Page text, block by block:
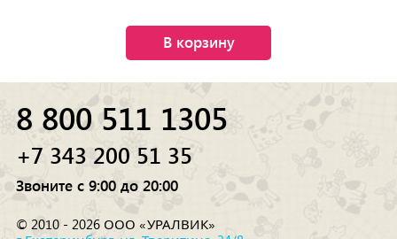
В корзину
8 800 511 1305
+7 343 200 51 35
Звоните с 9:00 до 20:00
© 2010 - 2026 ООО «УРАЛВИК»